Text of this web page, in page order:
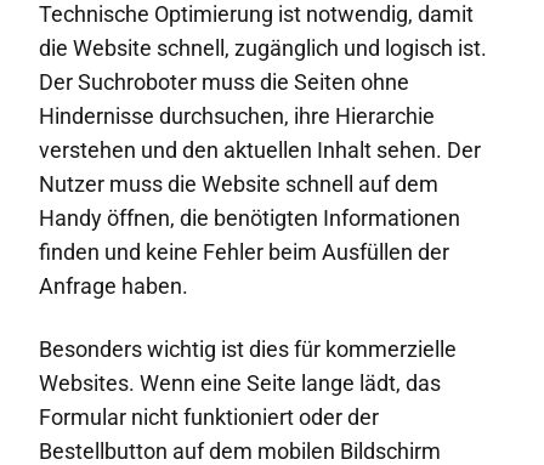
Technische Optimierung ist notwendig, damit
die Website schnell, zugänglich und logisch ist.
Der Suchroboter muss die Seiten ohne
Hindernisse durchsuchen, ihre Hierarchie
verstehen und den aktuellen Inhalt sehen. Der
Nutzer muss die Website schnell auf dem
Handy öffnen, die benötigten Informationen
finden und keine Fehler beim Ausfüllen der
Anfrage haben.
Besonders wichtig ist dies für kommerzielle
Websites. Wenn eine Seite lange lädt, das
Formular nicht funktioniert oder der
Bestellbutton auf dem mobilen Bildschirm